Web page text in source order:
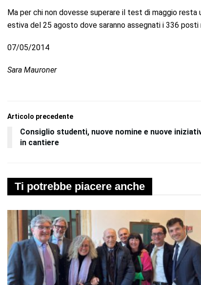
Ma per chi non dovesse superare il test di maggio resta
estiva del 25 agosto dove saranno assegnati i 336 posti
07/05/2014
Sara Mauroner
Articolo precedente
Consiglio studenti, nuove nomine e nuove
in cantiere
Ti potrebbe piacere anche